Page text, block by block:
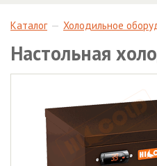
Каталог Холодильное
Настольная